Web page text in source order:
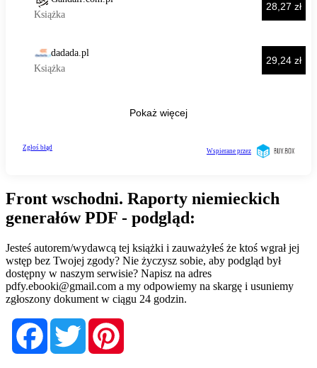
Front wschodni. Raporty niemieckich
generałów PDF - podgląd:
Jesteś autorem/wydawcą tej książki i zauważyłeś że ktoś wgrał jej
wstęp bez Twojej zgody? Nie życzysz sobie, aby podgląd był
dostępny w naszym serwisie? Napisz na adres
pdfy.ebooki@gmail.com a my odpowiemy na skargę i usuniemy
zgłoszony dokument w ciągu 24 godzin.
FacebookTwitter